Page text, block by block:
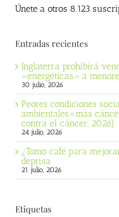
Únete a otros 8.123
Entradas recientes
Inglaterra prohibirá
«energéticas» a
30 julio, 2026
Peores condiciones
ambientales=más
contra el cáncer, 2026)
24 julio, 2026
¿Tomo café para
deprisa
21 julio, 2026
Etiquetas